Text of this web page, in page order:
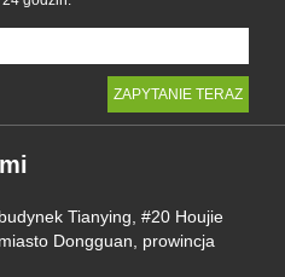
Tianying, #20 Houjie
Dongguan, prowincja